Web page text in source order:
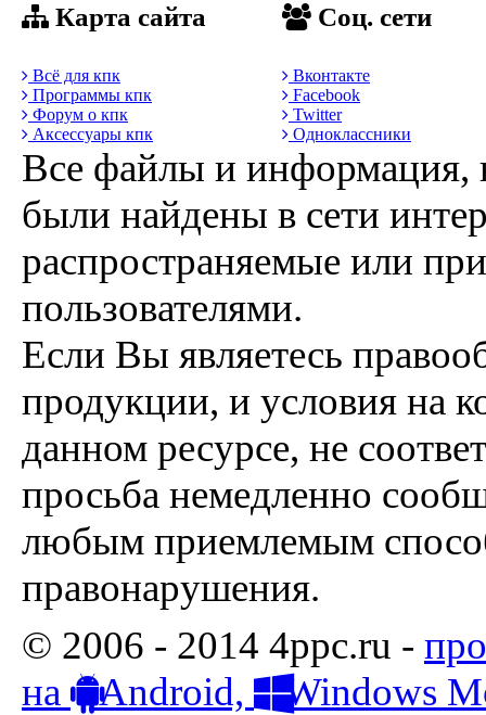
Карта сайта
Всё для кпк
Программы кпк
Форум о кпк
Аксессуары кпк
Соц. сети
Вконтакте
Facebook
Twitter
Одноклассники
Все файлы и информация,
были найдены в сети
распространяемые или
пользователями.
Если Вы являетесь
продукции, и условия на
данном ресурсе, не
просьба немедленно
любым приемлемым
правонарушения.
© 2006 - 2014 4ppc.ru -
на
Android, Windows